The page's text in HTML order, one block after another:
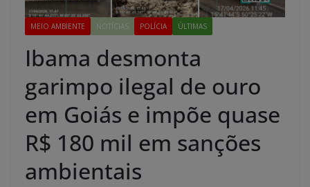
MEIO AMBIENTE NOTÍCIAS POLÍCIA ÚLTIMAS
Ibama desmonta
garimpo ilegal de ouro
em Goiás e impõe quase
R$ 180 mil em sanções
ambientais